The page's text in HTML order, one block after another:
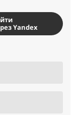
Yandex